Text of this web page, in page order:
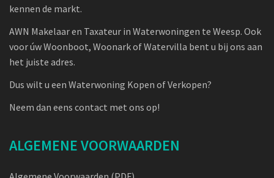
kennen de markt.
AWN Makelaar en Taxateur in Waterwoningen te Weesp. Ook
voor úw Woonboot, Woonark of Watervilla bent u bij ons aan
het juiste adres.
Dus wilt u een Waterwoning Kopen of Verkopen?
Neem dan eens contact met ons op!
ALGEMENE VOORWAARDEN